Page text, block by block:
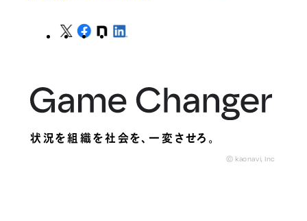
状況を組織を社会を、一変させろ。
© kaonavi, Inc